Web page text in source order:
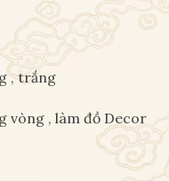
, trắng
vòng , làm đồ Decor